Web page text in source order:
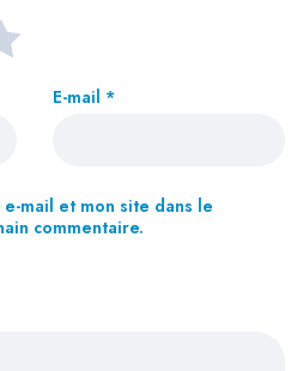
E-mail *
mail et mon site dans le
commentaire.